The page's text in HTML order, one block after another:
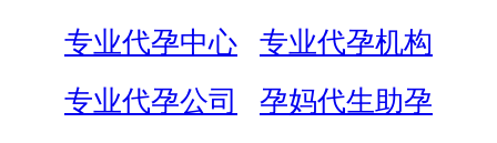
专业代孕中心
专业代孕机构
专业代孕公司
孕妈代生助孕